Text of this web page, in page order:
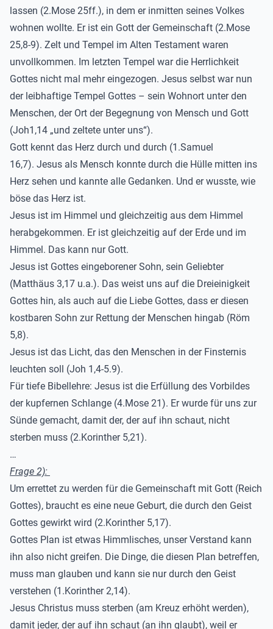
lassen (2.Mose 25ff.), in dem er inmitten seines Volkes
wohnen wollte. Er ist ein Gott der Gemeinschaft (2.Mose
25,8-9). Zelt und Tempel im Alten Testament waren
unvollkommen. Im letzten Tempel war die Herrlichkeit
Gottes nicht mal mehr eingezogen. Jesus selbst war nun
der leibhaftige Tempel Gottes – sein Wohnort unter den
Menschen, der Ort der Begegnung von Mensch und Gott
(Joh1,14 „und zeltete unter uns“).
Gott kennt das Herz durch und durch (1.Samuel
16,7). Jesus als Mensch konnte durch die Hülle mitten ins
Herz sehen und kannte alle Gedanken. Und er wusste, wie
böse das Herz ist.
Jesus ist im Himmel und gleichzeitig aus dem Himmel
herabgekommen. Er ist gleichzeitig auf der Erde und im
Himmel. Das kann nur Gott.
Jesus ist Gottes eingeborener Sohn, sein Geliebter
(Matthäus 3,17 u.a.). Das weist uns auf die Dreieinigkeit
Gottes hin, als auch auf die Liebe Gottes, dass er diesen
kostbaren Sohn zur Rettung der Menschen hingab (Röm
5,8).
Jesus ist das Licht, das den Menschen in der Finsternis
leuchten soll (Joh 1,4-5.9).
Für tiefe Bibellehre: Jesus ist die Erfüllung des Vorbildes
der kupfernen Schlange (4.Mose 21). Er wurde für uns zur
Sünde gemacht, damit der, der auf ihn schaut, nicht
sterben muss (2.Korinther 5,21).
…
Frage 2):
Um errettet zu werden für die Gemeinschaft mit Gott (Reich
Gottes), braucht es eine neue Geburt, die durch den Geist
Gottes gewirkt wird (2.Korinther 5,17).
Gottes Plan ist etwas Himmlisches, unser Verstand kann
ihn also nicht greifen. Die Dinge, die diesen Plan betreffen,
muss man glauben und kann sie nur durch den Geist
verstehen (1.Korinther 2,14).
Jesus Christus muss sterben (am Kreuz erhöht werden),
damit jeder, der auf ihn schaut (an ihn glaubt), weil er